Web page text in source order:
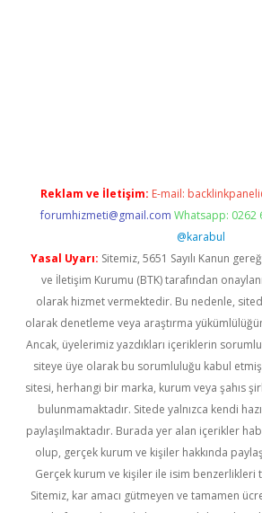
Reklam ve İletişim: E-mail:
forumhizmeti@gmail.com Whatsapp: 0262
@karabul
Yasal Uyarı: Sitemiz, 5651 Sayılı Kanun
ve İletişim Kurumu (BTK) tarafından
olarak hizmet vermektedir. Bu nedenle,
olarak denetleme veya araştırma
Ancak, üyelerimiz yazdıkları içeriklerin
siteye üye olarak bu sorumluluğu kabul etmiş
sitesi, herhangi bir marka, kurum veya şahıs
bulunmamaktadır. Sitede yalnızca kendi
paylaşılmaktadır. Burada yer alan içerikler
olup, gerçek kurum ve kişiler hakkında
Gerçek kurum ve kişiler ile isim
Sitemiz, kar amacı gütmeyen ve tamamen